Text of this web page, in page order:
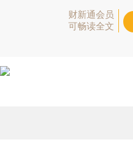
财新通会员
可畅读全文